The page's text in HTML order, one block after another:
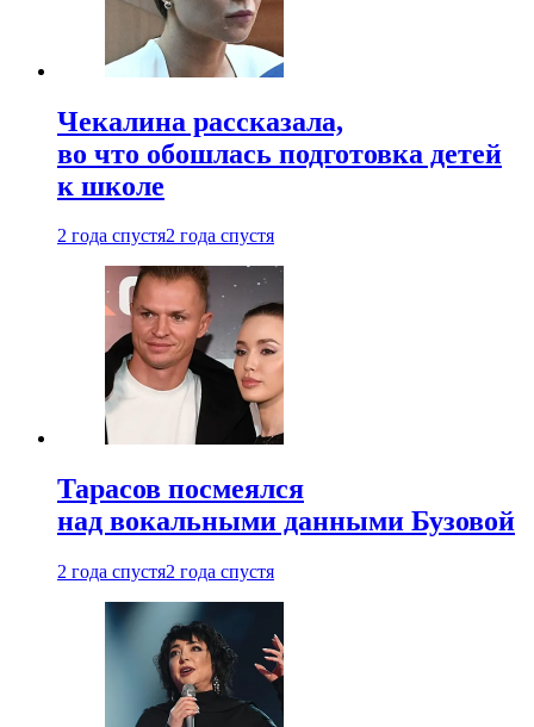
Чекалина рассказала,
во что обошлась подготовка детей
к школе
2 года спустя2 года спустя
Тарасов посмеялся
над вокальными данными Бузовой
2 года спустя2 года спустя